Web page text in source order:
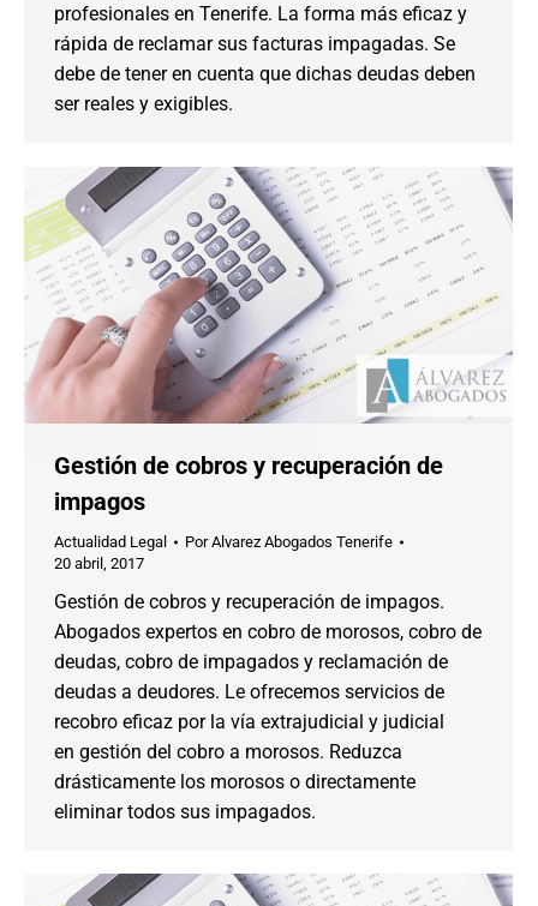
profesionales en Tenerife. La forma más eficaz y
rápida de reclamar sus facturas impagadas. Se
debe de tener en cuenta que dichas deudas deben
ser reales y exigibles.
Gestión de cobros y recuperación de
impagos
Actualidad Legal PorAlvarez Abogados Tenerife
20 abril, 2017
Gestión de cobros y recuperación de impagos.
Abogados expertos en cobro de morosos, cobro de
deudas, cobro de impagados y reclamación de
deudas a deudores. Le ofrecemos servicios de
recobro eficaz por la vía extrajudicial y judicial
en gestión del cobro a morosos. Reduzca
drásticamente los morosos o directamente
eliminar todos sus impagados.